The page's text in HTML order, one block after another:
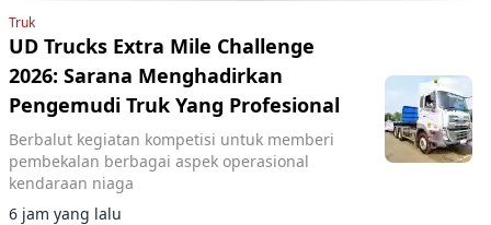
Truk
UD Trucks Extra Mile Challenge
2026: Sarana Menghadirkan
Pengemudi Truk Yang Profesional
Berbalut kegiatan kompetisi untuk memberi
pembekalan berbagai aspek operasional
kendaraan niaga
6 jam yang lalu